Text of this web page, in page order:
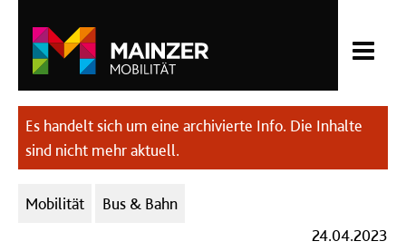
Es handelt sich um eine archivierte Info. Die Inhalte
sind nicht mehr aktuell.
Kategorien:
Mobilität
Bus & Bahn
24.04.2023